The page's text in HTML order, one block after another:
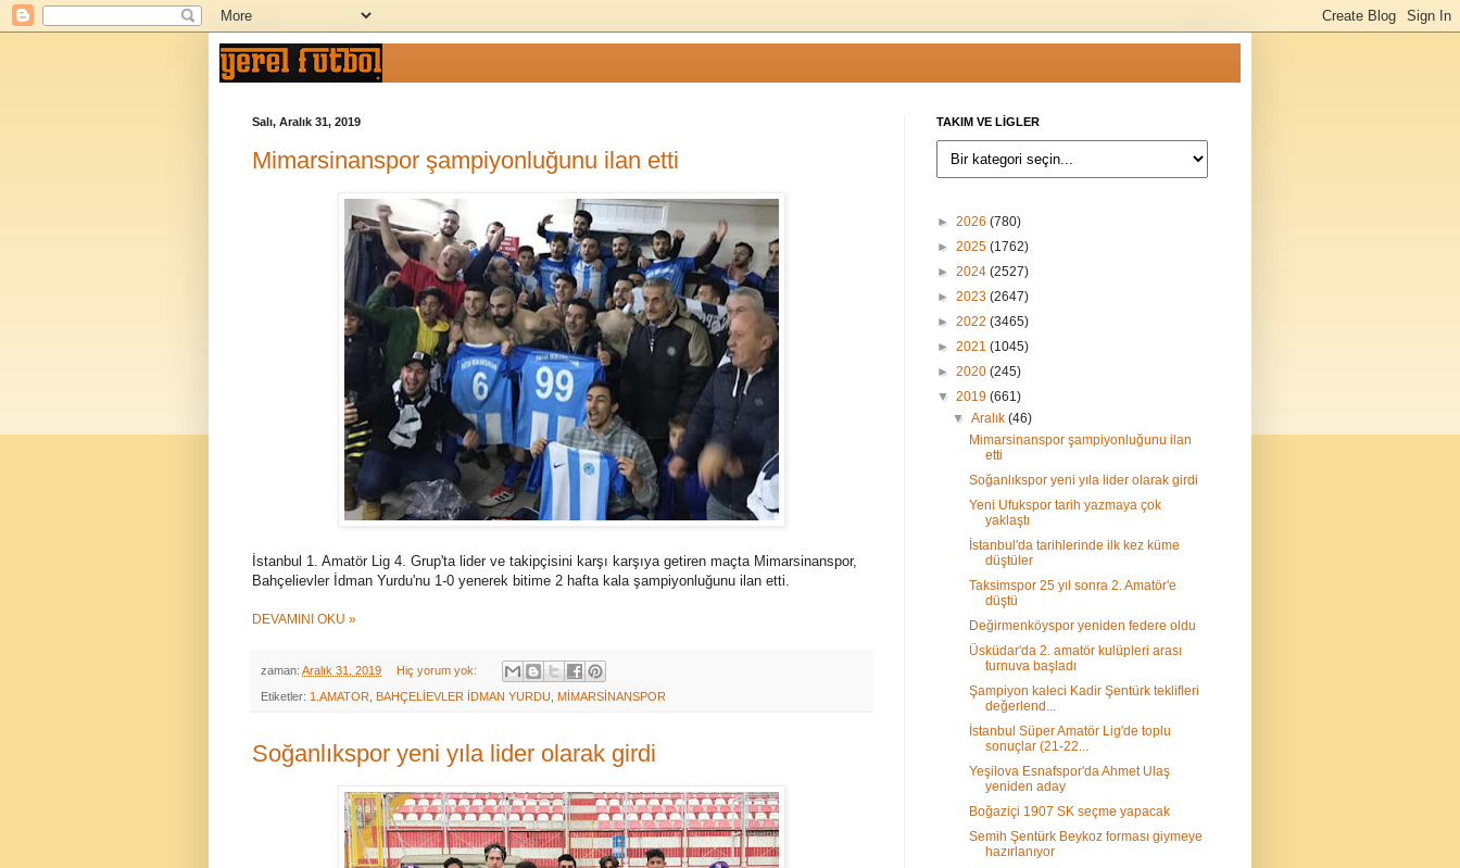
Salı, Aralık 31, 2019
Mimarsinanspor şampiyonluğunu ilan etti
İstanbul 1. Amatör Lig 4. Grup'ta lider ve takipçisini karşı karşıya getiren maçta Mimarsinanspor,
Bahçelievler İdman Yurdu'nu 1-0 yenerek bitime 2 hafta kala şampiyonluğunu ilan etti.
DEVAMINI OKU »
zaman: Aralık 31, 2019 Hiç yorum yok:
Etiketler: 1.AMATOR BAHÇELİEVLER İDMAN YURDU MİMARSİNANSPOR
Soğanlıkspor yeni yıla lider olarak girdi
TAKIM VE LİGLER
► 2026 (780)
► 2025 (1762)
► 2024 (2527)
► 2023 (2647)
► 2022 (3465)
► 2021 (1045)
► 2020 (245)
▼ 2019 (661)
▼Aralık(46)
Mimarsinanspor şampiyonluğunu ilan
etti
Soğanlıkspor yeni yıla lider olarak girdi
Yeni Ufukspor tarih yazmaya çok
yaklaştı
İstanbul'da tarihlerinde ilk kez küme
düştüler
Taksimspor 25 yıl sonra 2. Amatör'e
düştü
Değirmenköyspor yeniden federe oldu
Üsküdar'da 2. amatör kulüpleri arası
turnuva başladı
Şampiyon kaleci Kadir Şentürk teklifleri
değerlend...
İstanbul Süper Amatör Lig'de toplu
sonuçlar (21-22...
Yeşilova Esnafspor'da Ahmet Ulaş
yeniden aday
Boğaziçi 1907 SK seçme yapacak
Semih Şentürk Beykoz forması giymeye
hazırlanıyor